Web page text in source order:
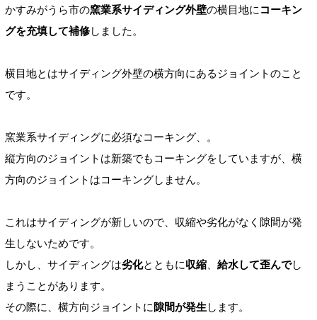
かすみがうら市の窯業系サイディング外壁の横目地に コーキン
グを充填して補修しました。
横目地とはサイディング外壁の横方向にあるジョイントのこと
です。
窯業系サイディングに必須なコーキング、
。
縦方向のジョイントは新築でもコーキングをしていますが、横
方向のジョイントはコーキングしません。
これはサイディングが新しいので、収縮や劣化がなく 隙間が発
生しないためです。
しかし、サイディングは劣化とともに収縮 給水して歪んでし
まうことがあります。
その際に、横方向ジョイントに 隙間が発生 します。